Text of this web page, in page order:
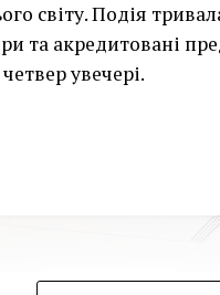
світу. Подія
та акредитовані
увечері.